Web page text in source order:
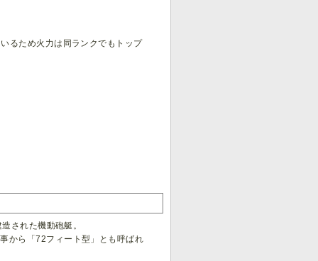
るため火力は同ランクでもトップ
された機動砲艇。
から「72フィート型」とも呼ばれ